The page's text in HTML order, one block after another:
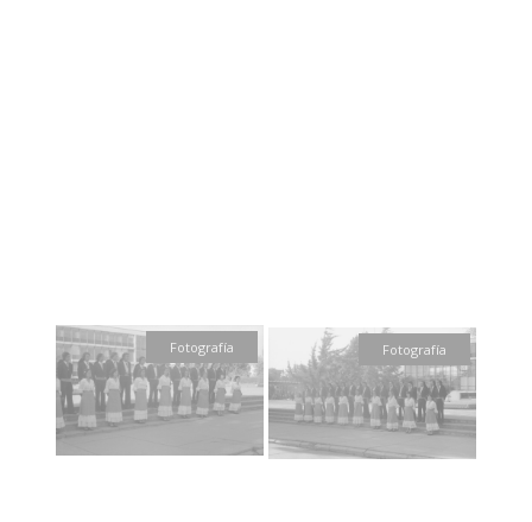
Fotografía Fotografía